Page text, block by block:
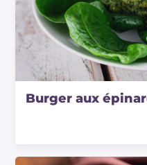
Burger aux